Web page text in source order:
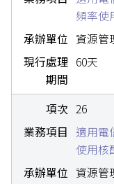
頻率使
資源管
60天
26
適用電
使用核
資源管